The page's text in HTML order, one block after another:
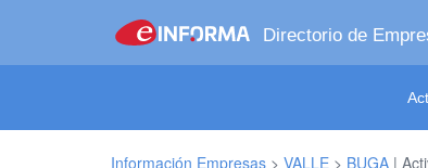
Directorio de
Información Empresas > VALLE > BUGA |